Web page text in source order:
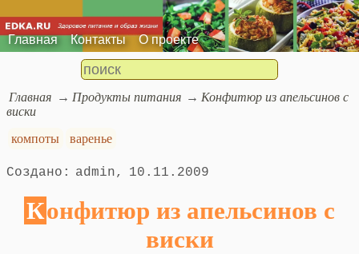
Главная Контакты О проекте
Главная Продукты питания
Конфитюр из апельсинов с
виски
компоты
варенье
admin 10.11.2009
Конфитюр из апельсинов с
виски